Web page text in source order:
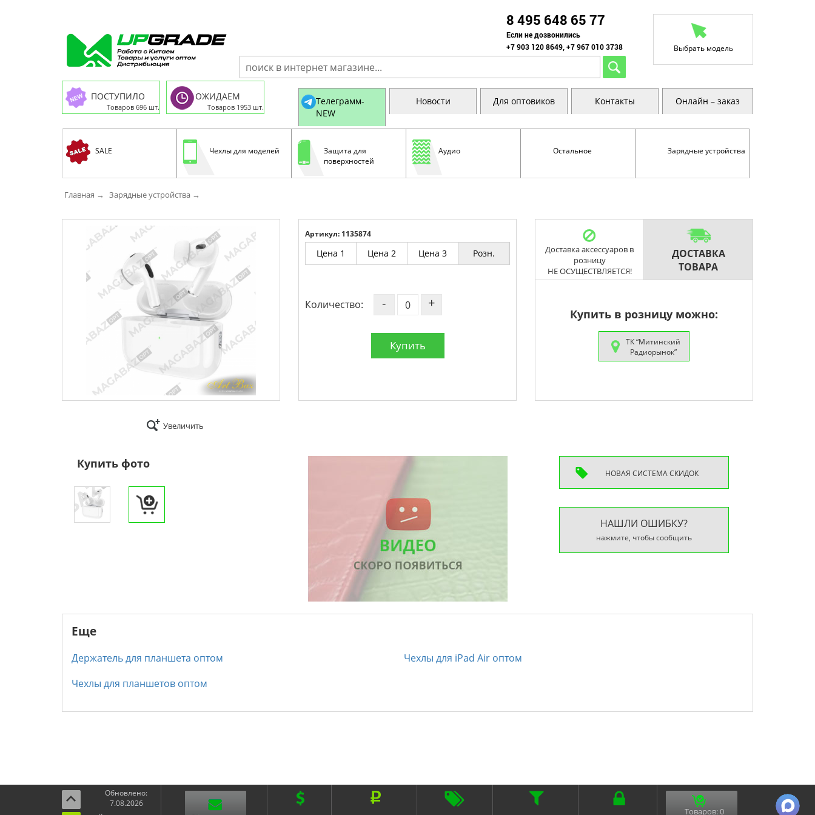
8 495 648 65 77
Если не дозвонились
+7 903 120 8649, +7 967 010 3738
Выбрать модель
ПОСТУПИЛО
Товаров 696 шт.
ОЖИДАЕМ
Товаров 1953 шт.
Телеграмм-
NEW
Новости Для оптовиков Контакты Онлайн – заказ
SALE Чехлы для моделей
Защита для
поверхностей
Аудио Остальное Зарядные устройства
Главная → Зарядные устройства →
Увеличить
Артикул: 1135874
Цена 1 Цена 2 Цена 3 Розн.
Количество: - +
Купить
Доставка аксессуаров в
розницу
НЕ ОСУЩЕСТВЛЯЕТСЯ!
ДОСТАВКА
ТОВАРА
Купить в розницу можно:
ТК “Митинский
Радиорынок”
Купить фото
НОВАЯ СИСТEМА СКИДОК
НАШЛИ ОШИБКУ?
нажмите, чтобы сообщить
Еще
Держатель для планшета оптом
Чехлы для iPad Air оптом
Чехлы для планшетов оптом
Обновлено:
7.08.2026
Товаров:0